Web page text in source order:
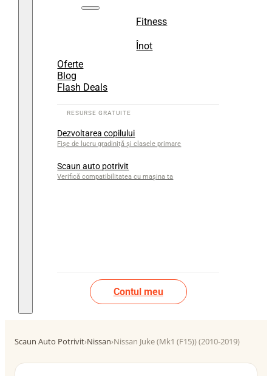
Fitness
Înot
Oferte
Blog
Flash Deals
Dezvoltarea copilului
Fișe de lucru gradiniță și clasele primare
Scaun auto potrivit
Verifică compatibilitatea cu mașina ta
Contul meu
Scaun Auto Potrivit›Nissan›Nissan Juke (Mk1 (F15)) (2010-2019)